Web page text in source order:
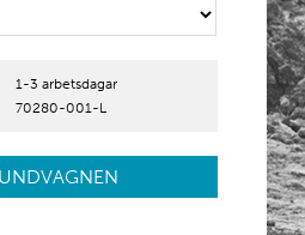
1-3 arbetsdagar
70280-001-L